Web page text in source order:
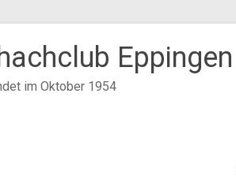
Eppingen
im Oktober 1954